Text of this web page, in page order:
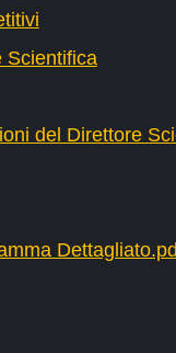
Scientifica
del Direttore